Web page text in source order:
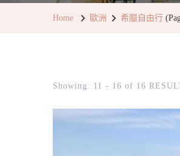
Home 歐洲 希臘自由行
Showing: 11 - 16 of 16